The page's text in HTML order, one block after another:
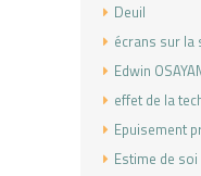
Deuil
écrans sur la
Edwin
effet de la
Epuisement
Estime de soi